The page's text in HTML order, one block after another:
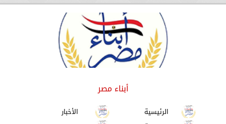
أبناء مصر
الرئيسية
الأخبار